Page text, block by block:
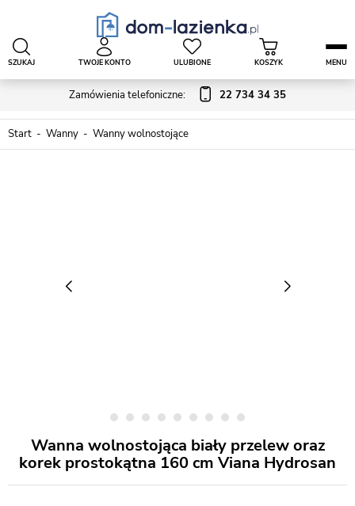
Zamówienia telefoniczne: 22 734 34 35
SZUKAJ TWOJE KONTO ULUBIONE KOSZYK MENU
Start Wanny Wanny wolnostojące
Wanna wolnostojąca biały przelew oraz
korek prostokątna 160 cm Viana Hydrosan